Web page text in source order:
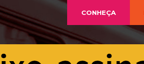
CONHEÇA